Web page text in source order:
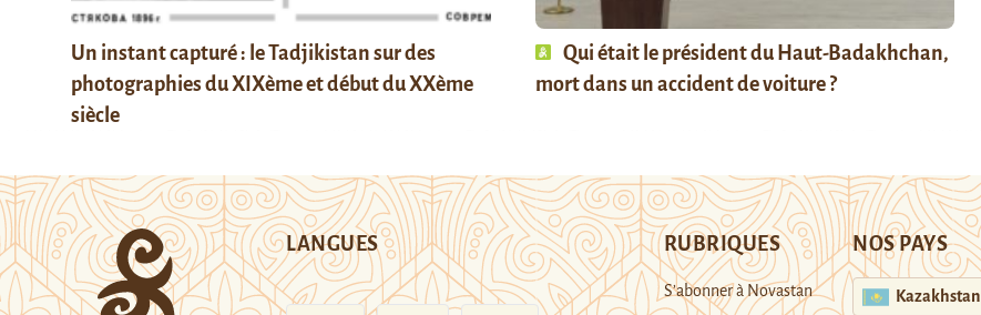
Un instant capturé : le Tadjikistan sur des
photographies du XIXème et début du XXème
siècle
Qui était le président du Haut-Badakhchan,
mort dans un accident de voiture ?
LANGUES RUBRIQUES
S’abonner à Novastan
NOS PAYS
Kazakhstan